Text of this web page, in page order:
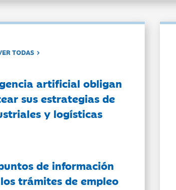
TODAS
artificial obligan
sus estrategias de
y logísticas
de información
trámites de empleo